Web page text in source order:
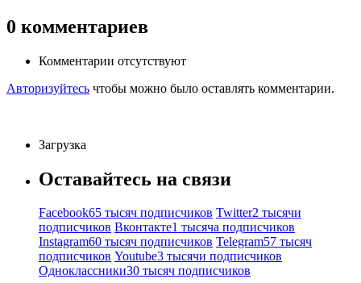
0 комментариев
Комментарии отсутствуют
Авторизуйтесь чтобы можно было оставлять комментарии.
Загрузка
Оставайтесь на связи
Facebook65 тысяч подписчиков Twitter2 тысячи
подписчиков Вконтакте1 тысяча подписчиков
Instagram60 тысяч подписчиков Telegram57 тысяч
подписчиков Youtube3 тысячи подписчиков
Одноклассники30 тысяч подписчиков